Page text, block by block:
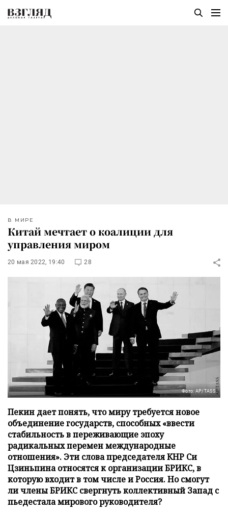
В МИРЕ
Китай мечтает о коалиции для
управления миром
20 мая 2022, 19:40 28
Фото: AP/TASS
Пекин дает понять, что миру требуется новое
объединение государств, способных «ввести
стабильность в переживающие эпоху
радикальных перемен международные
отношения». Эти слова председателя КНР Си
Цзиньпина относятся к организации БРИКС, в
которую входит в том числе и Россия. Но смогут
ли члены БРИКС свергнуть коллективный Запад с
пьедестала мирового руководителя?